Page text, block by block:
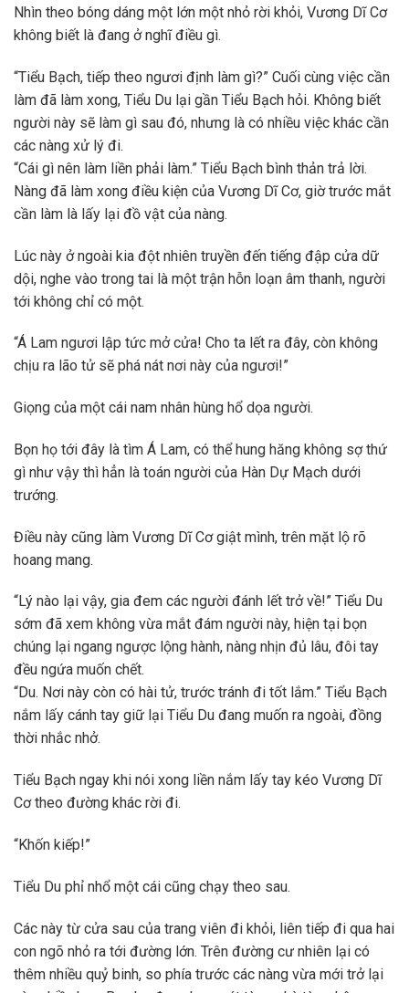
Nhìn theo bóng dáng một lớn một nhỏ rời khỏi, Vương Dĩ Cơ
không biết là đang ở nghĩ điều gì.
“Tiểu Bạch, tiếp theo ngươi định làm gì?” Cuối cùng việc cần
làm đã làm xong, Tiểu Du lại gần Tiểu Bạch hỏi. Không biết
người này sẽ làm gì sau đó, nhưng là có nhiều việc khác cần
các nàng xử lý đi.
“Cái gì nên làm liền phải làm.” Tiểu Bạch bình thản trả lời.
Nàng đã làm xong điều kiện của Vương Dĩ Cơ, giờ trước mắt
cần làm là lấy lại đồ vật của nàng.
Lúc này ở ngoài kia đột nhiên truyền đến tiếng đập cửa dữ
dội, nghe vào trong tai là một trận hỗn loạn âm thanh, người
tới không chỉ có một.
“Á Lam ngươi lập tức mở cửa! Cho ta lết ra đây, còn không
chịu ra lão tử sẽ phá nát nơi này của ngươi!”
Giọng của một cái nam nhân hùng hổ dọa người.
Bọn họ tới đây là tìm Á Lam, có thể hung hăng không sợ thứ
gì như vậy thì hẳn là toán người của Hàn Dự Mạch dưới
trướng.
Điều này cũng làm Vương Dĩ Cơ giật mình, trên mặt lộ rõ
hoang mang.
“Lý nào lại vậy, gia đem các người đánh lết trở về!” Tiểu Du
sớm đã xem không vừa mắt đám người này, hiện tại bọn
chúng lại ngang ngược lộng hành, nàng nhịn đủ lâu, đôi tay
đều ngứa muốn chết.
“Du. Nơi này còn có hài tử, trước tránh đi tốt lắm.” Tiểu Bạch
nắm lấy cánh tay giữ lại Tiểu Du đang muốn ra ngoài, đồng
thời nhắc nhở.
Tiểu Bạch ngay khi nói xong liền nắm lấy tay kéo Vương Dĩ
Cơ theo đường khác rời đi.
“Khốn kiếp!”
Tiểu Du phỉ nhổ một cái cũng chạy theo sau.
Các này từ cửa sau của trang viên đi khỏi, liên tiếp đi qua hai
con ngõ nhỏ ra tới đường lớn. Trên đường cư nhiên lại có
thêm nhiều quỷ binh, so phía trước các nàng vừa mới trở lại